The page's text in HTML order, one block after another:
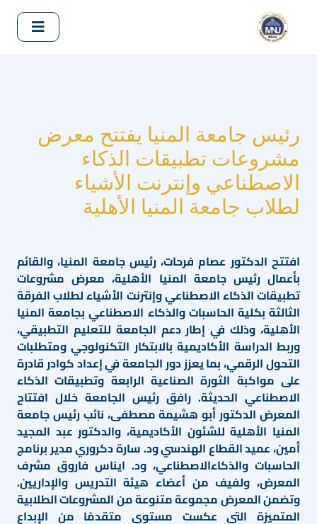
رئيس جامعة المنيا يفتتح معرض
مشروعات تطبيقات الذكاء
الاصطناعي وإنترنت الأشياء
لطلاب جامعة المنيا الأهلية
افتتح الدكتور عصام فرحات، رئيس جامعة المنيا، والقائم
بأعمال رئيس جامعة المنيا الأهلية، معرض مشروعات
تطبيقات الذكاء الاصطناعي وإنترنت الأشياء لطلاب الفرقة
الثالثة بكلية الحاسبات والذكاء الاصطناعي بجامعة المنيا
الأهلية، وذلك في إطار دعم الجامعة للتعليم التطبيقي،
وربط الدراسة الأكاديمية بالابتكار التكنولوجي ومتطلبات
التحول الرقمي، بما يعزز دور الجامعة في إعداد كوادر قادرة
على مواكبة الثورة الصناعية الرابعة وتطبيقات الذكاء
الاصطناعي الحديثة. رافق رئيس الجامعة خلال افتتاح
المعرض الدكتور أبو هشيمة مصطفى، نائب رئيس جامعة
المنيا الأهلية للشئون الأكاديمية، والدكتور عبد المجيد
أمين، عميد القطاع الهندسي ود. سارة دكروري مدير برنامج
الحاسبات والذكاءالاصطناعي، ود. ايناس فاروق مشرف
المعرض، ولفيف من أعضاء هيئة التدريس والإداريين.
وتضمن المعرض مجموعة متنوعة من المشروعات الطلابية
المتميزة التي عكست مستوى متقدمًا من الإبداع